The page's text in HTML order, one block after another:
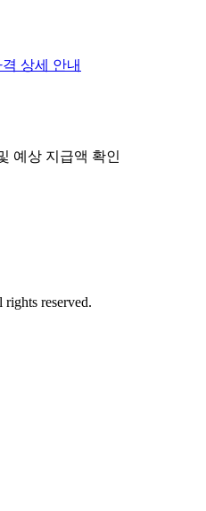
상세 안내
예상 지급액 확인
rights reserved.